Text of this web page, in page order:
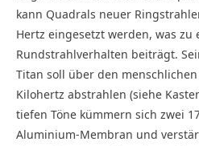
kann Quadrals neuer
Hertz eingesetzt werden, was zu
Rundstrahlverhalten beiträgt.
Titan soll über den
Kilohertz abstrahlen (siehe
tiefen Töne kümmern sich zwei
Aluminium-Membran und